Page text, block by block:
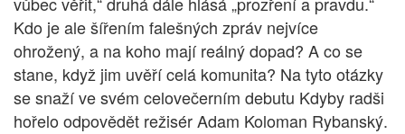
Kdo je ale šířením falešných zpráv nejvíce
ohrožený, a na koho mají reálný dopad? A co se
stane, když jim uvěří celá komunita? Na tyto otázky
se snaží ve svém celovečerním debutu Kdyby radši
hořelo odpovědět režisér Adam Koloman Rybanský.